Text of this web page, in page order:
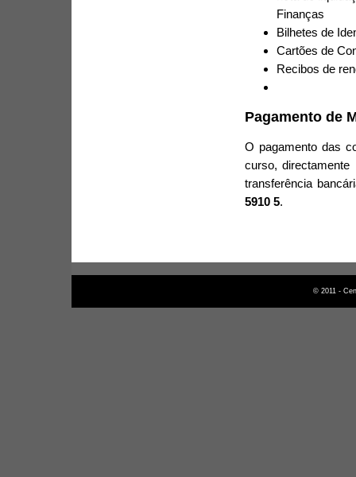
Finanças
Bilhetes de
Cartões de
Recibos de
Pagamento de
O pagamento das
curso,
transferência
5910 5.
© 2011 -